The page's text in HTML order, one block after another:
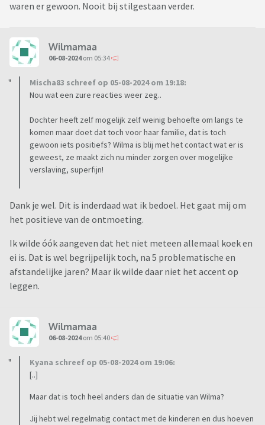
waren er gewoon. Nooit bij stilgestaan verder.
Wilmamaa
06-08-2024om 05:34
Mischa83 schreef op 05-08-2024 om 19:18:
Nou wat een zure reacties weer zeg..
Dochter heeft zelf mogelijk zelf weinig behoefte om langs te
komen maar doet dat toch voor haar familie, dat is toch
gewoon iets positiefs? Wilma is blij met het contact wat er is
geweest, ze maakt zich nu minder zorgen over mogelijke
verslaving, superfijn!
Dank je wel. Dit is inderdaad wat ik bedoel. Het gaat mij om
het positieve van de ontmoeting.
Ik wilde óók aangeven dat het niet meteen allemaal koek en
ei is. Dat is wel begrijpelijk toch, na 5 problematische en
afstandelijke jaren? Maar ik wilde daar niet het accent op
leggen.
Wilmamaa
06-08-2024om 05:40
Kyana schreef op 05-08-2024 om 19:06:
[..]
Maar dat is toch heel anders dan de situatie van Wilma?
Jij hebt wel regelmatig contact met de kinderen en dus hoeven